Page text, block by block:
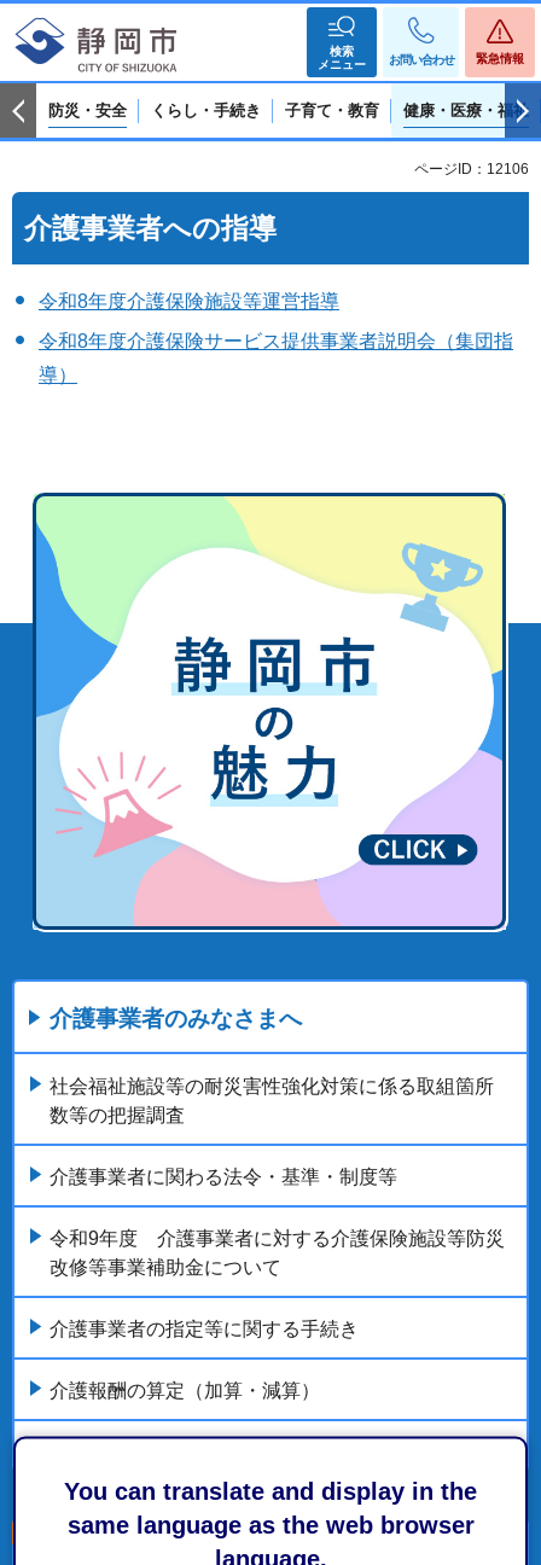
You can translate and display in the
same language as the web browser
language.
検索
メニュー
お問い合わせ 緊急情報
防災・安全 くらし・手続き 子育て・教育 健康・医療・福祉
ページID：12106
介護事業者への指導
令和8年度介護保険施設等運営指導
令和8年度介護保険サービス提供事業者説明会（集団指
導）
介護事業者のみなさまへ
社会福祉施設等の耐災害性強化対策に係る取組箇所
数等の把握調査
介護事業者に関わる法令・基準・制度等
令和9年度 介護事業者に対する介護保険施設等防災
改修等事業補助金について
介護事業者の指定等に関する手続き
介護報酬の算定（加算・減算）
もっとみる